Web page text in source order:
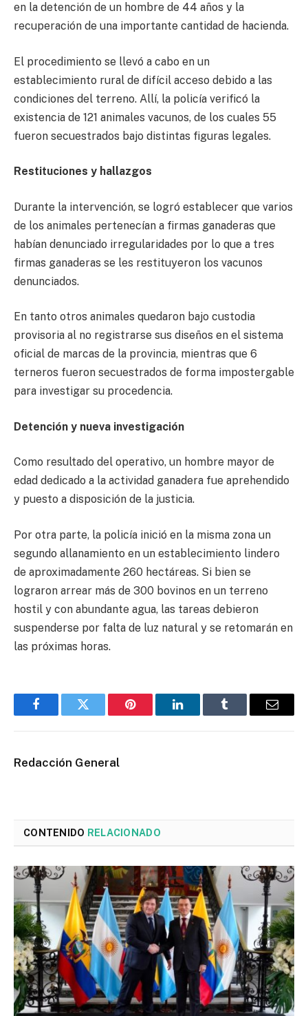
en la detención de un hombre de 44 años y la
recuperación de una importante cantidad de hacienda.
El procedimiento se llevó a cabo en un
establecimiento rural de difícil acceso debido a las
condiciones del terreno. Allí, la policía verificó la
existencia de 121 animales vacunos, de los cuales 55
fueron secuestrados bajo distintas figuras legales.
Restituciones y hallazgos
Durante la intervención, se logró establecer que varios
de los animales pertenecían a firmas ganaderas que
habían denunciado irregularidades por lo que a tres
firmas ganaderas se les restituyeron los vacunos
denunciados.
En tanto otros animales quedaron bajo custodia
provisoria al no registrarse sus diseños en el sistema
oficial de marcas de la provincia, mientras que 6
terneros fueron secuestrados de forma impostergable
para investigar su procedencia.
Detención y nueva investigación
Como resultado del operativo, un hombre mayor de
edad dedicado a la actividad ganadera fue aprehendido
y puesto a disposición de la justicia.
Por otra parte, la policía inició en la misma zona un
segundo allanamiento en un establecimiento lindero
de aproximadamente 260 hectáreas. Si bien se
lograron arrear más de 300 bovinos en un terreno
hostil y con abundante agua, las tareas debieron
suspenderse por falta de luz natural y se retomarán en
las próximas horas.
FacebookTwitter Pinterest LinkedInTumblr Email
Redacción General
CONTENIDO RELACIONADO